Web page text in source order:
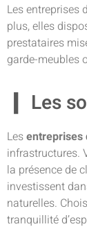
Les entreprises
plus, elles
prestataires
garde-meubles
Les
Lesentreprises
infrastructures.
la présence de
investissent
naturelles.
tranquillité